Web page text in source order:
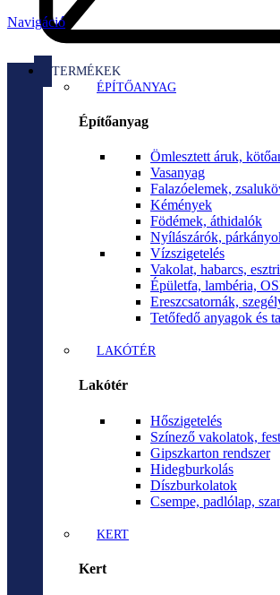
Navigáció
TERMÉKEK
ÉPÍTŐANYAG
Építőanyag
Ömlesztett áruk,
Vasanyag
Falazóelemek,
Kémények
Födémek, áthidalók
Nyílászárók,
Vízszigetelés
Vakolat, habarcs,
Épületfa, lambéria,
Ereszcsatornák,
Tetőfedő anyagok és
LAKÓTÉR
Lakótér
Hőszigetelés
Színező vakolatok,
Gipszkarton rendszer
Hidegburkolás
Díszburkolatok
Csempe, padlólap,
KERT
Kert